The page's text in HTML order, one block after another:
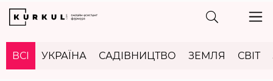
ВСІ УКРАЇНА САДІВНИЦТВО ЗЕМЛЯ СВІТ